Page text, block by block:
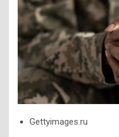
Gettyimages.ru